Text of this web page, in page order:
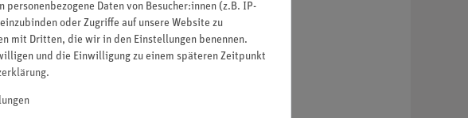
Daten von Besucher:innen (z.B. IP-
oder Zugriffe auf unsere Website zu
mit Dritten, die wir in den Einstellungen benennen.
und die Einwilligung zu einem späteren Zeitpunkt
.